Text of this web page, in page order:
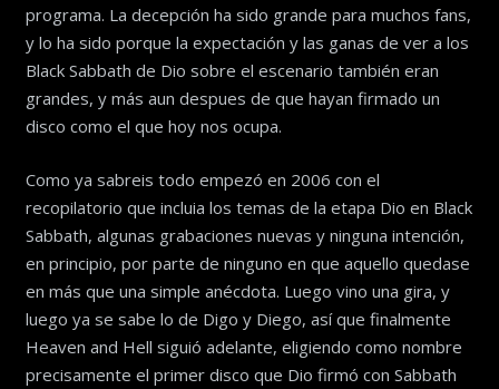
programa. La decepción ha sido grande para muchos fans,
y lo ha sido porque la expectación y las ganas de ver a los
Black Sabbath de Dio sobre el escenario también eran
grandes, y más aun despues de que hayan firmado un
disco como el que hoy nos ocupa.
Como ya sabreis todo empezó en 2006 con el
recopilatorio que incluia los temas de la etapa Dio en Black
Sabbath, algunas grabaciones nuevas y ninguna intención,
en principio, por parte de ninguno en que aquello quedase
en más que una simple anécdota. Luego vino una gira, y
luego ya se sabe lo de Digo y Diego, así que finalmente
Heaven and Hell siguió adelante, eligiendo como nombre
precisamente el primer disco que Dio firmó con Sabbath